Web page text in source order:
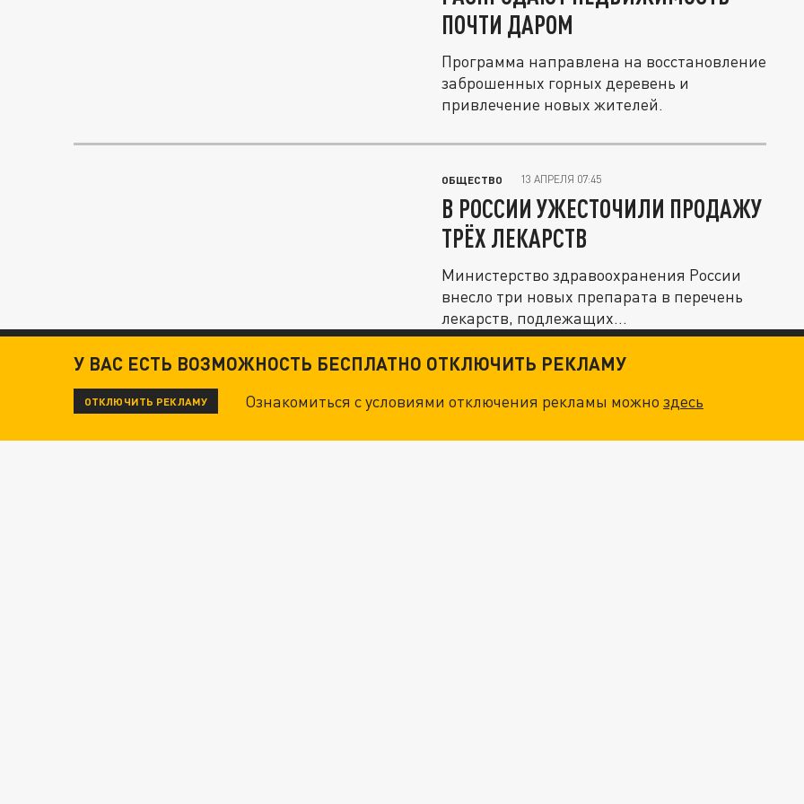
ПОЧТИ ДАРОМ
Программа направлена на восстановление
заброшенных горных деревень и
привлечение новых жителей.
ОБЩЕСТВО 13 АПРЕЛЯ 07:45
В РОССИИ УЖЕСТОЧИЛИ ПРОДАЖУ
ТРЁХ ЛЕКАРСТВ
Министерство здравоохранения России
внесло три новых препарата в перечень
лекарств, подлежащих...
У ВАС ЕСТЬ ВОЗМОЖНОСТЬ БЕСПЛАТНО ОТКЛЮЧИТЬ РЕКЛАМУ
ОТКЛЮЧИТЬ РЕКЛАМУ Ознакомиться с условиями отключения рекламы можноздесь